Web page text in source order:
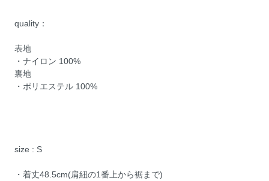
quality：
表地
・ナイロン 100%
裏地
・ポリエステル 100%
size : S
・着丈48.5cm(肩紐の1番上から裾まで)